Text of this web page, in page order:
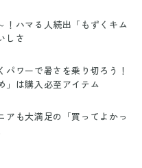
！ハマる人続出「もずくキム
しさ
パワーで暑さを乗り切ろう！
」は購入必至アイテム
アも大満足の「買ってよかっ